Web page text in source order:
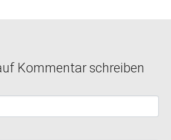
Kommentar schreiben